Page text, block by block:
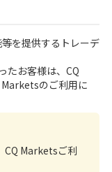
を提供するトレーデ
たお客様は、CQ
のご利用に
CQ Marketsご利